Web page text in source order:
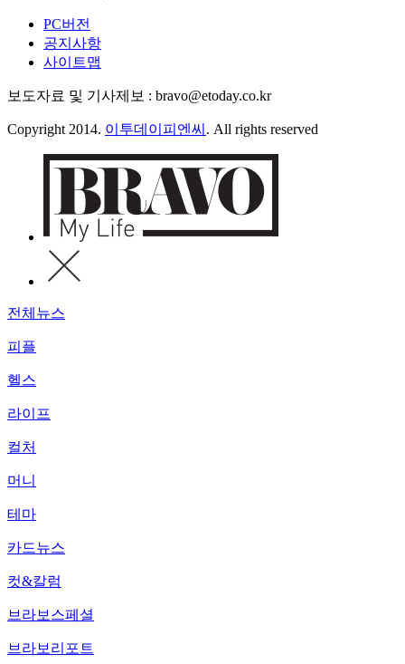
PC버전
공지사항
사이트맵
보도자료 및 기사제보 : bravo@etoday.co.kr
Copyright 2014. 이투데이피엔씨 . All rights reserved
전체뉴스
피플
헬스
라이프
컬처
머니
테마
카드뉴스
컷&칼럼
브라보스페셜
브라보리포트